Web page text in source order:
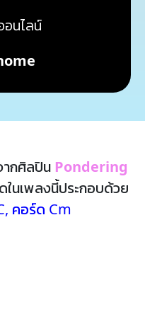
อนไลน์
ากศิลปิน Pondering
ในเพลงนี้ประกอบด้วย
, คอร์ด Cm